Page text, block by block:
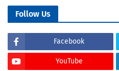
Follow Us
Facebook
YouTube